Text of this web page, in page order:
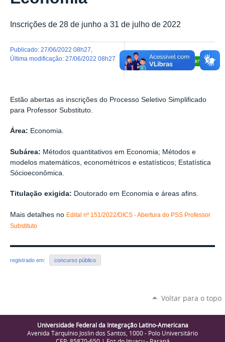
Inscrições de 28 de junho a 31 de julho de 2022
Compartilhar
publicado: 27/06/2022 08h27
última modificação: 27/06/2022 08h27
Estão abertas as inscrições do Processo Seletivo Simplificado
para Professor Substituto.
Área: Economia.
Subárea: Métodos quantitativos em Economia; Métodos e
modelos matemáticos, econométricos e estatísticos; Estatística
Sócioeconômica.
Titulação exigida: Doutorado em Economia e áreas afins.
Mais detalhes no Edital nº 151/2022/DICS - Abertura do PSS Professor
Substituto
registrado em: concurso público
Voltar para o topo
Universidade Federal da Integração Latino-Americana
Avenida Tarquínio Joslin dos Santos, 1000 - Polo Universitário